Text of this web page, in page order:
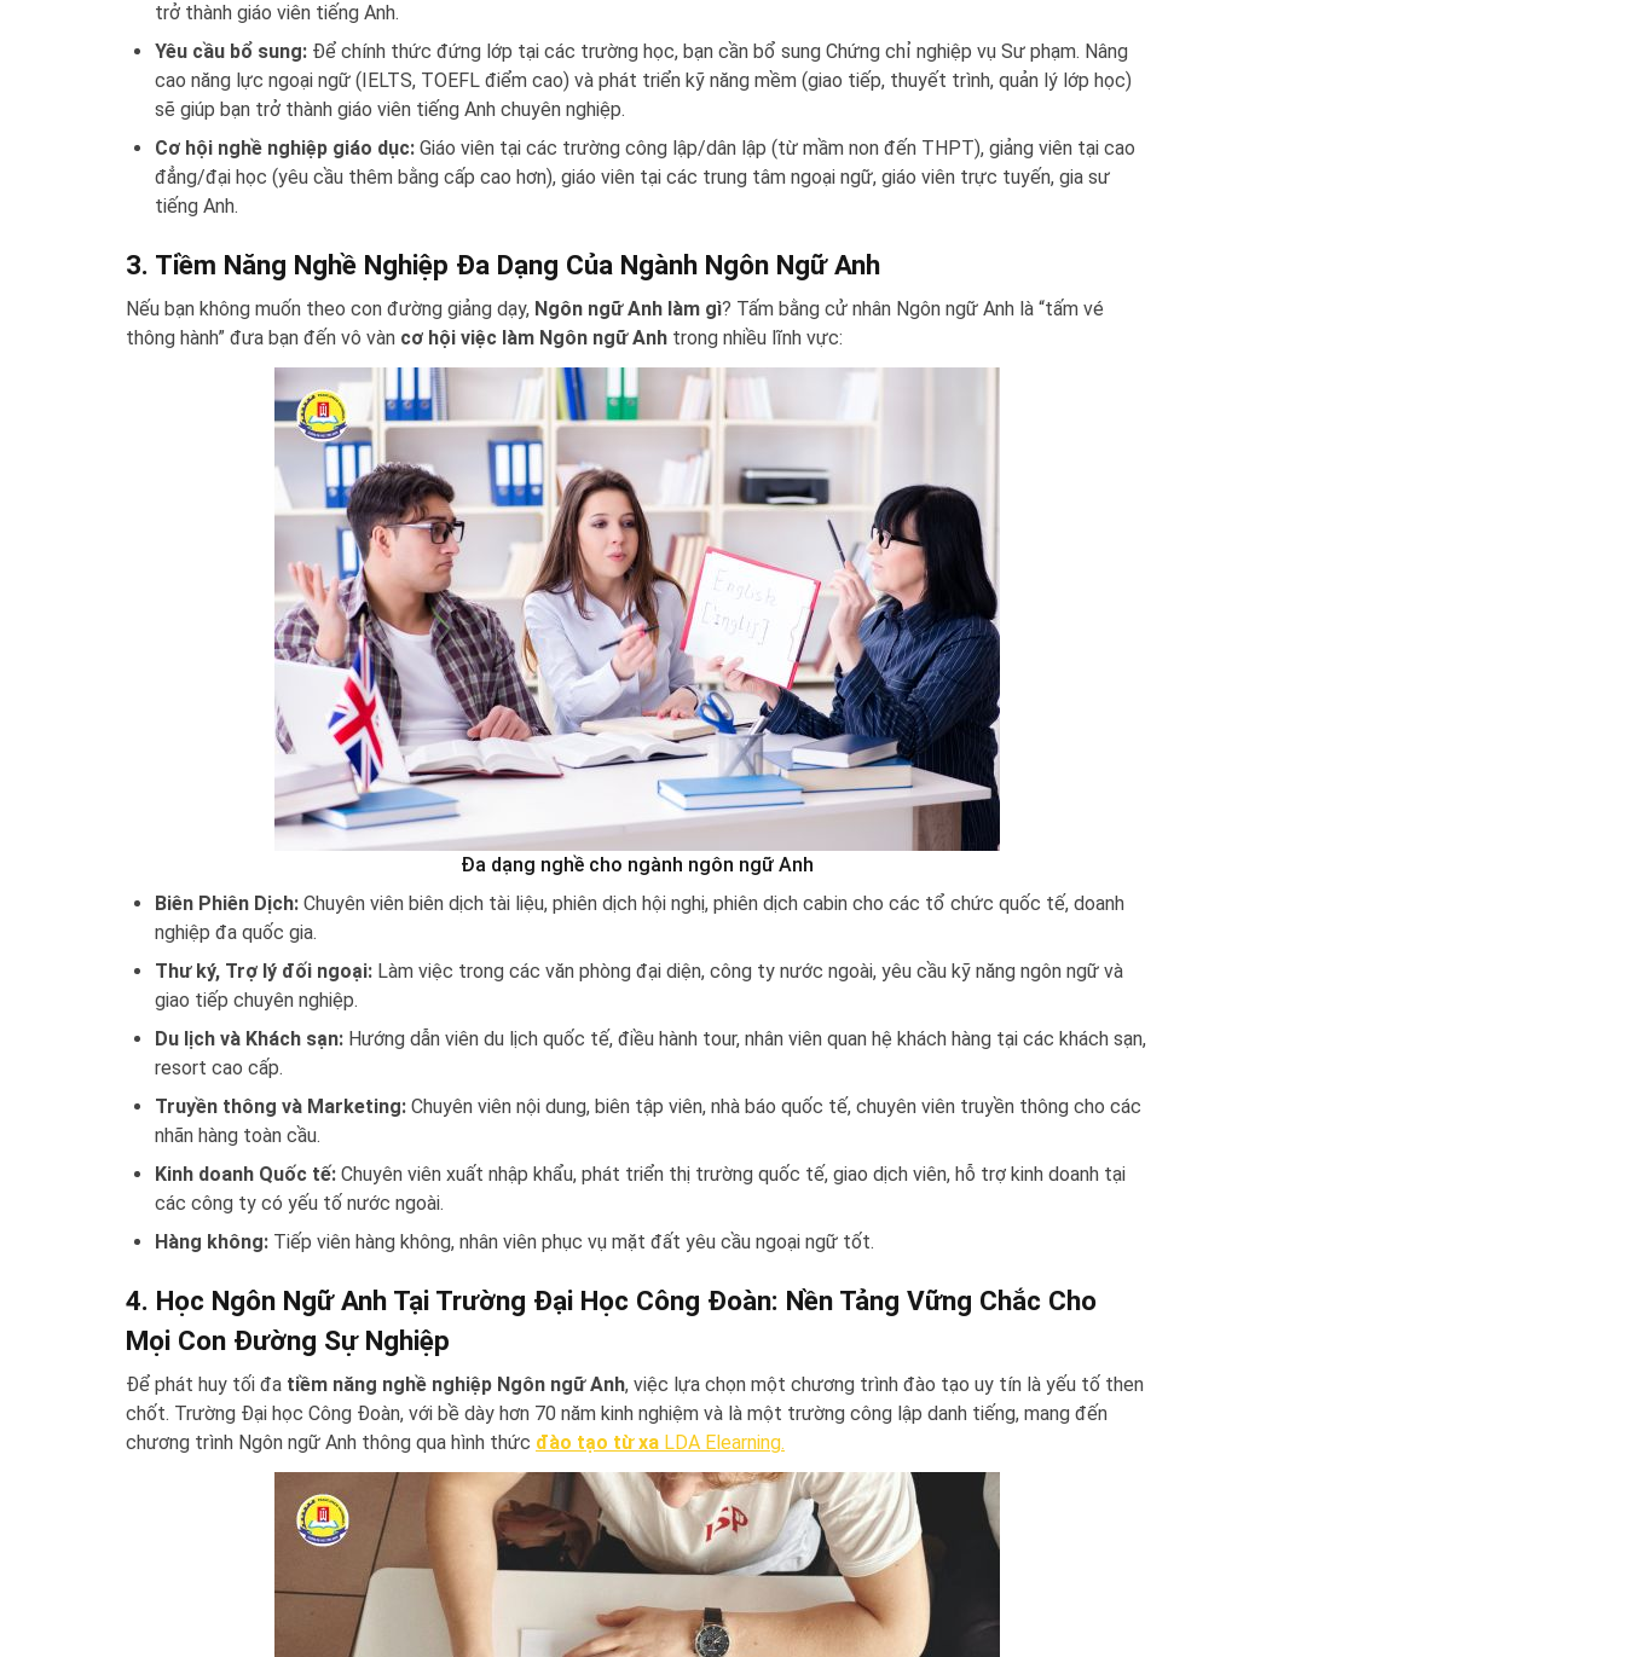
trở thành giáo viên tiếng Anh.
Yêu cầu bổ sung: Để chính thức đứng lớp tại các trường học, bạn cần bổ sung Chứng chỉ nghiệp vụ Sư phạm. Nâng
cao năng lực ngoại ngữ (IELTS, TOEFL điểm cao) và phát triển kỹ năng mềm (giao tiếp, thuyết trình, quản lý lớp học)
sẽ giúp bạn trở thành giáo viên tiếng Anh chuyên nghiệp.
Cơ hội nghề nghiệp giáo dục: Giáo viên tại các trường công lập/dân lập (từ mầm non đến THPT), giảng viên tại cao
đẳng/đại học (yêu cầu thêm bằng cấp cao hơn), giáo viên tại các trung tâm ngoại ngữ, giáo viên trực tuyến, gia sư
tiếng Anh.
3. Tiềm Năng Nghề Nghiệp Đa Dạng Của Ngành Ngôn Ngữ Anh
Nếu bạn không muốn theo con đường giảng dạy, Ngôn ngữ Anh làm gì? Tấm bằng cử nhân Ngôn ngữ Anh là “tấm vé
thông hành” đưa bạn đến vô vàn cơ hội việc làm Ngôn ngữ Anh trong nhiều lĩnh vực:
Đa dạng nghề cho ngành ngôn ngữ Anh
Biên Phiên Dịch: Chuyên viên biên dịch tài liệu, phiên dịch hội nghị, phiên dịch cabin cho các tổ chức quốc tế, doanh
nghiệp đa quốc gia.
Thư ký, Trợ lý đối ngoại: Làm việc trong các văn phòng đại diện, công ty nước ngoài, yêu cầu kỹ năng ngôn ngữ và
giao tiếp chuyên nghiệp.
Du lịch và Khách sạn: Hướng dẫn viên du lịch quốc tế, điều hành tour, nhân viên quan hệ khách hàng tại các khách sạn,
resort cao cấp.
Truyền thông và Marketing: Chuyên viên nội dung, biên tập viên, nhà báo quốc tế, chuyên viên truyền thông cho các
nhãn hàng toàn cầu.
Kinh doanh Quốc tế: Chuyên viên xuất nhập khẩu, phát triển thị trường quốc tế, giao dịch viên, hỗ trợ kinh doanh tại
các công ty có yếu tố nước ngoài.
Hàng không: Tiếp viên hàng không, nhân viên phục vụ mặt đất yêu cầu ngoại ngữ tốt.
4. Học Ngôn Ngữ Anh Tại Trường Đại Học Công Đoàn: Nền Tảng Vững Chắc Cho
Mọi Con Đường Sự Nghiệp
Để phát huy tối đa tiềm năng nghề nghiệp Ngôn ngữ Anh, việc lựa chọn một chương trình đào tạo uy tín là yếu tố then
chốt. Trường Đại học Công Đoàn, với bề dày hơn 70 năm kinh nghiệm và là một trường công lập danh tiếng, mang đến
chương trình Ngôn ngữ Anh thông qua hình thức đào tạo từ xa LDA Elearning.